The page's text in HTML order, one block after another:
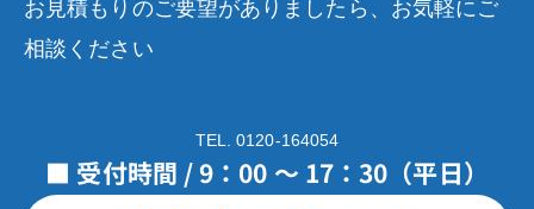
お見積もりのご要望がありましたら、お気軽にご
相談ください
TEL. 0120-164054
■ 受付時間 / 9：00 ～ 17：30（平日）